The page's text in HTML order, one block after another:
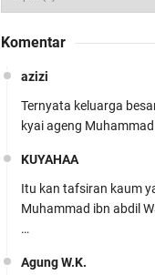
Komentar
azizi
Ternyata keluarga
kyai ageng
KUYAHAA
Itu kan tafsiran kaum
Muhammad ibn abdil
…
Agung W.K.